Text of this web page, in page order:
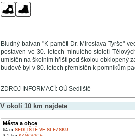
Bludný balvan "K paměti Dr. Miroslava Tyrše"
postaven ve 30. letech minulého století
umístěn na školním hřišti pod školou obklopený
budově byl v 80. letech přemístěn k pomníkům
ZDROJ INFORMACÍ: OÚ Sedliště
V okolí 10 km najdete
Města a obce
64 m SEDLIŠTĚ VE SLEZSKU